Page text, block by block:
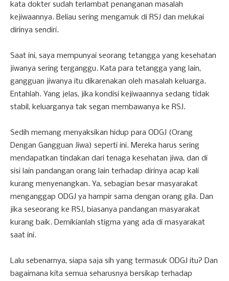
kata dokter sudah terlambat penanganan masalah
kejiwaannya. Beliau sering mengamuk di RSJ dan melukai
dirinya sendiri.
Saat ini, saya mempunyai seorang tetangga yang kesehatan
jiwanya sering terganggu. Kata para tetangga yang lain,
gangguan jiwanya itu dikarenakan oleh masalah keluarga.
Entahlah. Yang jelas, jika kondisi kejiwaannya sedang tidak
stabil, keluarganya tak segan membawanya ke RSJ.
Sedih memang menyaksikan hidup para ODGJ (Orang
Dengan Gangguan Jiwa) seperti ini. Mereka harus sering
mendapatkan tindakan dari tenaga kesehatan jiwa, dan di
sisi lain pandangan orang lain terhadap dirinya acap kali
kurang menyenangkan. Ya, sebagian besar masyarakat
menganggap ODGJ ya hampir sama dengan orang gila. Dan
jika seseorang ke RSJ, biasanya pandangan masyarakat
kurang baik. Demikianlah stigma yang ada di masyarakat
saat ini.
Lalu sebenarnya, siapa saja sih yang termasuk ODGJ itu? Dan
bagaimana kita semua seharusnya bersikap terhadap